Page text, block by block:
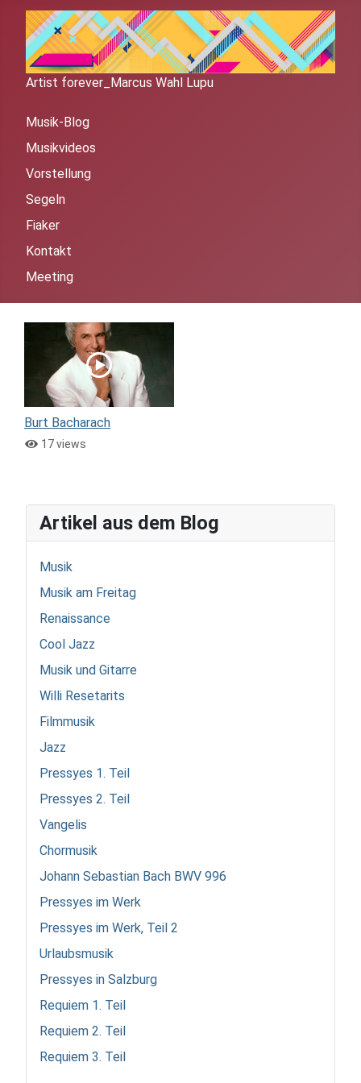
Artist forever_Marcus Wahl Lupu
Musik-Blog
Musikvideos
Vorstellung
Segeln
Fiaker
Kontakt
Meeting
Burt Bacharach
17 views
Artikel aus dem Blog
Musik
Musik am Freitag
Renaissance
Cool Jazz
Musik und Gitarre
Willi Resetarits
Filmmusik
Jazz
Pressyes 1. Teil
Pressyes 2. Teil
Vangelis
Chormusik
Johann Sebastian Bach BWV 996
Pressyes im Werk
Pressyes im Werk, Teil 2
Urlaubsmusik
Pressyes in Salzburg
Requiem 1. Teil
Requiem 2. Teil
Requiem 3. Teil